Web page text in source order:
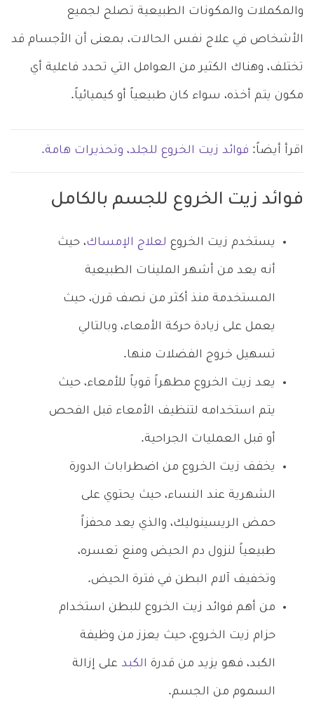
والمكملات والمكونات الطبيعية تصلح لجميع
الأشخاص في علاج نفس الحالات، بمعنى أن الأجسام قد
تختلف، وهناك الكثير من العوامل التي تحدد فاعلية أي
مكون يتم أخذه، سواء كان طبيعياً أو كيميائياً.
اقرأ أيضاً: فوائد زيت الخروع للجلد، وتحذيرات هامة.
فوائد زيت الخروع للجسم بالكامل
يستخدم زيت الخروع لعلاج الإمساك، حيث
أنه يعد من أشهر الملينات الطبيعية
المستخدمة منذ أكثر من نصف قرن، حيث
يعمل على زيادة حركة الأمعاء، وبالتالي
تسهيل خروج الفضلات منها.
يعد زيت الخروع مطهراً قوياً للأمعاء، حيث
يتم استخدامه لتنظيف الأمعاء قبل الفحص
أو قبل العمليات الجراحية.
يخفف زيت الخروع من اضطرابات الدورة
الشهرية عند النساء، حيث يحتوي على
حمض الريسينوليك، والذي يعد محفزاً
طبيعياً لنزول دم الحيض ومنع تعسره،
وتخفيف آلام البطن في فترة الحيض.
من أهم فوائد زيت الخروع للبطن استخدام
حزام زيت الخروع، حيث يعزز من وظيفة
الكبد، فهو يزيد من قدرة الكبد على إزالة
السموم من الجسم.